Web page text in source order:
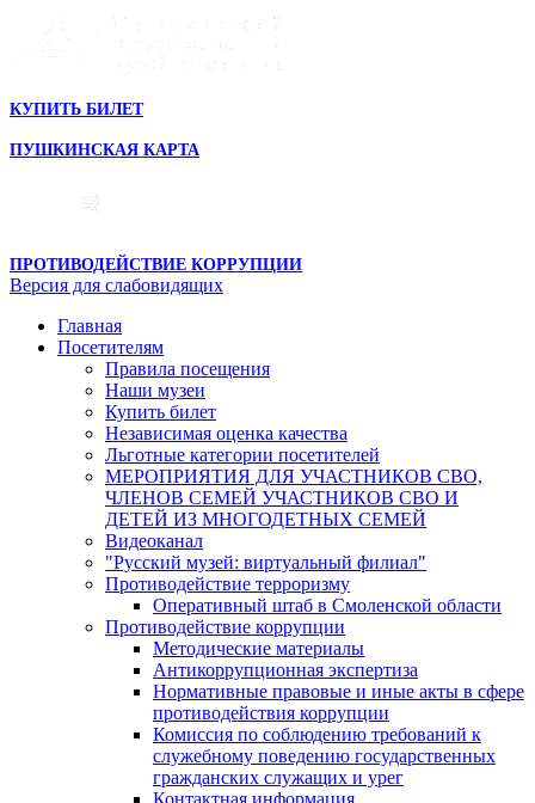
КУПИТЬ БИЛЕТ
ПУШКИНСКАЯ КАРТА
ПРОТИВОДЕЙСТВИЕ КОРРУПЦИИ
Версия для слабовидящих
Главная
Посетителям
Правила посещения
Наши музеи
Купить билет
Независимая оценка качества
Льготные категории посетителей
МЕРОПРИЯТИЯ ДЛЯ УЧАСТНИКОВ СВО,
ЧЛЕНОВ СЕМЕЙ УЧАСТНИКОВ СВО И
ДЕТЕЙ ИЗ МНОГОДЕТНЫХ СЕМЕЙ
Видеоканал
"Русский музей: виртуальный филиал"
Противодействие терроризму
Оперативный штаб в Смоленской области
Противодействие коррупции
Методические материалы
Антикоррупционная экспертиза
Нормативные правовые и иные акты в сфере
противодействия коррупции
Комиссия по соблюдению требований к
служебному поведению государственных
гражданских служащих и урег
Контактная информация